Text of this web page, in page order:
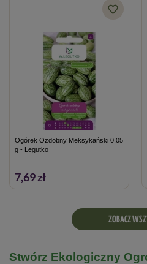
Ogórek Ozdobny Meksykański 0,05
g - Legutko
7,69 zł
ZOBACZ
Stwórz Ekologiczny